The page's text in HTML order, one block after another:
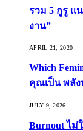
รวม 5 กูรู แ
งาน”
APRIL 21, 2020
Which
คุณเป็น พลัง
JULY 9, 2026
Burnout ไม่